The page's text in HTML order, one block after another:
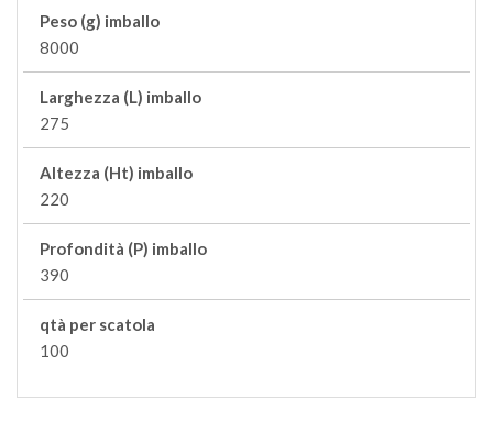
Peso (g) imballo
8000
Larghezza (L) imballo
275
Altezza (Ht) imballo
220
Profondità (P) imballo
390
qtà per scatola
100